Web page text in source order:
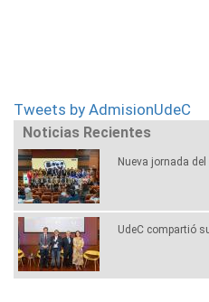
Tweets by AdmisionUdeC
Noticias Recientes
Nueva jornada del
UdeC compartió